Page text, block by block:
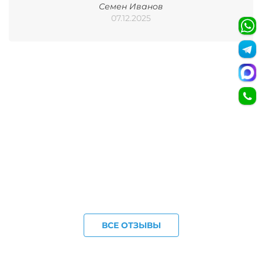
Семен Иванов
07.12.2025
ВСЕ ОТЗЫВЫ